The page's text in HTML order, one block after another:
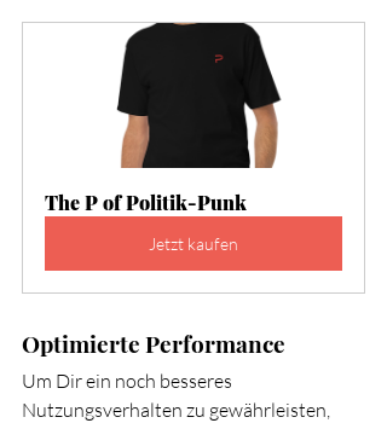
The P of Politik-Punk
Jetzt kaufen
Optimierte Performance
Um Dir ein noch besseres
Nutzungsverhalten zu gewährleisten,